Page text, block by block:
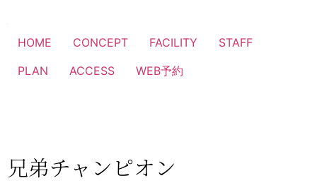
HOME CONCEPT FACILITY
STAFF
PLAN
ACCESS WEB予約
兄弟チャンピオン